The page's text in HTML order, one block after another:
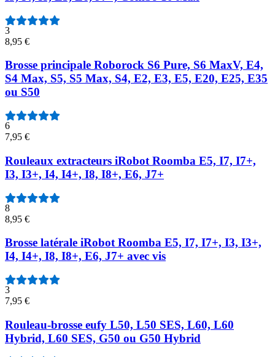
3
8,95 €
Brosse principale Roborock S6 Pure, S6 MaxV, E4,
S4 Max, S5, S5 Max, S4, E2, E3, E5, E20, E25, E35
ou S50
6
7,95 €
Rouleaux extracteurs iRobot Roomba E5, I7, I7+,
I3, I3+, I4, I4+, I8, I8+, E6, J7+
8
8,95 €
Brosse latérale iRobot Roomba E5, I7, I7+, I3, I3+,
I4, I4+, I8, I8+, E6, J7+ avec vis
3
7,95 €
Rouleau-brosse eufy L50, L50 SES, L60, L60
Hybrid, L60 SES, G50 ou G50 Hybrid